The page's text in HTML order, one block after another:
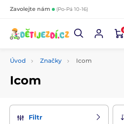
Zavolejte nám (Po-Pá 10-16)
Úvod Značky Icom
Icom
Filtr